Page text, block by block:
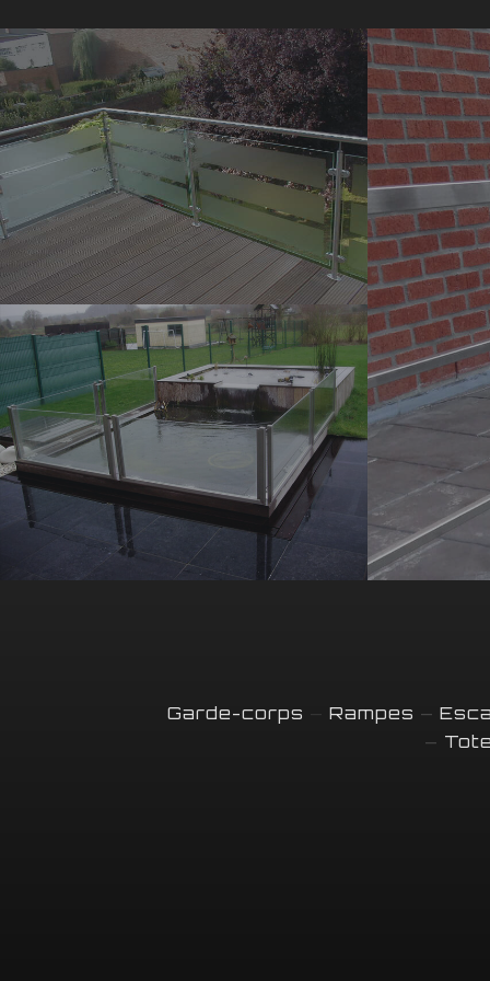
Garde-corps Rampes –
–